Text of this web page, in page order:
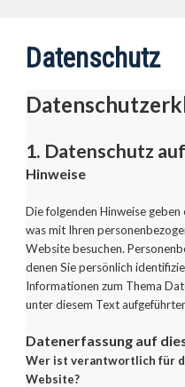
Datenschutz
1. Datenschutz
Hinweise
Die folgenden Hinweise
was mit Ihren
Website besuchen.
denen Sie persönlich
Informationen zum Thema
unter diesem Text
Datenerfassung auf
Wer ist verantwortlich für
Website?